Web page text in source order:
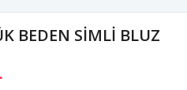
BEDEN SİMLİ BLUZ